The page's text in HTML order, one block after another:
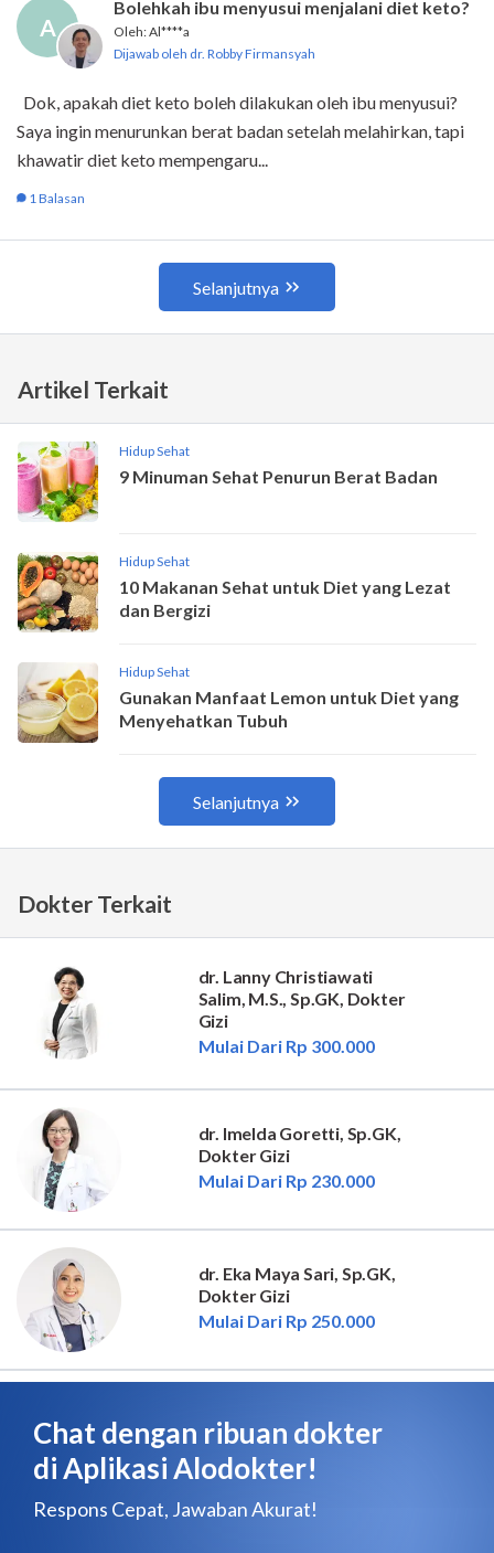
Dokter Terkait